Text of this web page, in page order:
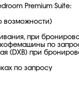
Premium Suite:
возможности)
при
кофемашины по
(DXB) при
по запросу